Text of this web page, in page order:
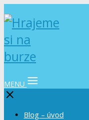
MENU
Blog – úvod